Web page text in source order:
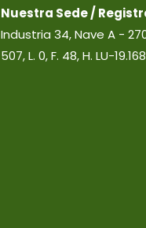
Nuestra Sede /
Industria 34, Nave A -
507, L. 0, F. 48, H. LU-19.168